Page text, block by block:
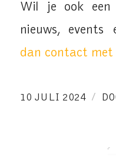
Wil je ook een
nieuws, events
dan contact met
10 JULI 2024 /